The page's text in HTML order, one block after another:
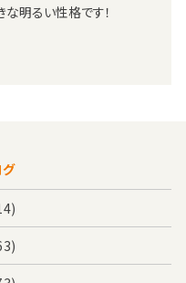
な明るい性格です！